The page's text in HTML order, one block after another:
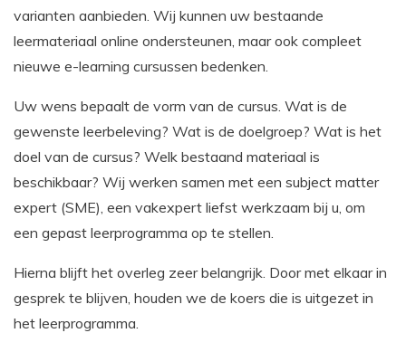
varianten aanbieden. Wij kunnen uw bestaande
leermateriaal online ondersteunen, maar ook compleet
nieuwe e-learning cursussen bedenken.
Uw wens bepaalt de vorm van de cursus. Wat is de
gewenste leerbeleving? Wat is de doelgroep? Wat is het
doel van de cursus? Welk bestaand materiaal is
beschikbaar? Wij werken samen met een subject matter
expert (SME), een vakexpert liefst werkzaam bij u, om
een gepast leerprogramma op te stellen.
Hierna blijft het overleg zeer belangrijk. Door met elkaar in
gesprek te blijven, houden we de koers die is uitgezet in
het leerprogramma.